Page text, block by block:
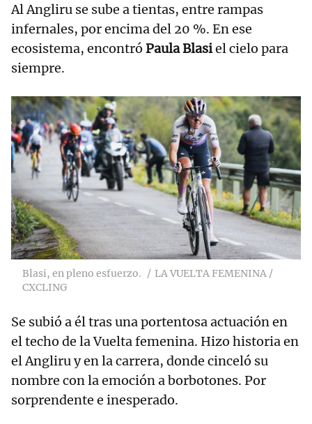
Al Angliru se sube a tientas, entre rampas
infernales, por encima del 20 %. En ese
ecosistema, encontró Paula Blasiel cielo para
siempre.
Blasi, en pleno esfuerzo.
LA VUELTA FEMENINA /
CXCLING
Se subió a él tras una portentosa actuación en
el techo de la Vuelta femenina. Hizo historia en
el Angliru y en la carrera, donde cinceló su
nombre con la emoción a borbotones. Por
sorprendente e inesperado.